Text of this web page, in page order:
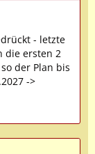
- letzte
die ersten 2
der Plan bis
->